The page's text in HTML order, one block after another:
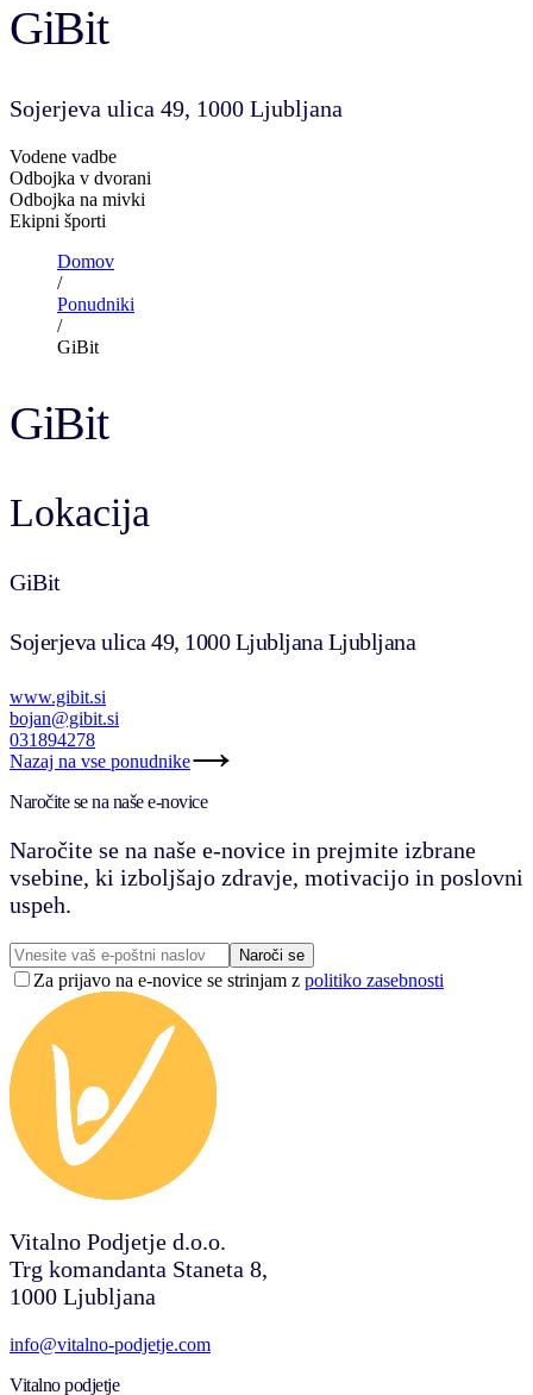
GiBit
Sojerjeva ulica 49, 1000 Ljubljana
Vodene vadbe
Odbojka v dvorani
Odbojka na mivki
Ekipni športi
Domov
/
Ponudniki
/
GiBit
GiBit
Lokacija
GiBit
Sojerjeva ulica 49, 1000 Ljubljana Ljubljana
www.gibit.si
bojan@gibit.si
031894278
Nazaj na vse ponudnike
Naročite se na naše e-novice
Naročite se na naše e-novice in prejmite izbrane
vsebine, ki izboljšajo zdravje, motivacijo in poslovni
uspeh.
Naroči se
Za prijavo na e-novice se strinjam z politiko zasebnosti
Vitalno Podjetje d.o.o.
Trg komandanta Staneta 8,
1000 Ljubljana
info@vitalno-podjetje.com
Vitalno podjetje